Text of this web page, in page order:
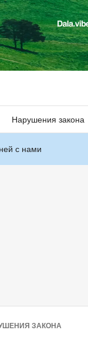
Нарушения закона
с нами
ЗАКОНА